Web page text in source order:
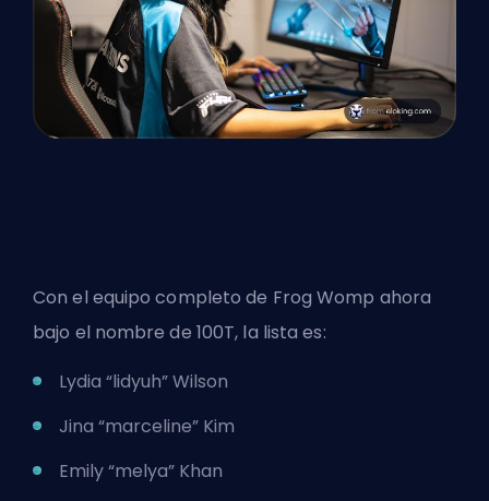
Con el equipo completo de Frog Womp ahora
bajo el nombre de 100T, la lista es:
Lydia “lidyuh” Wilson
Jina “marceline” Kim
Emily “melya” Khan